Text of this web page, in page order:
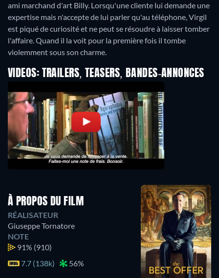
ami marchand d'art Billy. Lorsqu'une cliente lui demande une
expertise mais n'accepte de lui parler qu'au téléphone, Virgil
est piqué de curiosité et ne peut se résoudre à laisser tomber
l'affaire. Quand il la voit pour la première fois il tombe
violemment sous son charme.
VIDEOS: TRAILERS, TEASERS, BANDES-ANNONCES
À PROPOS DU FILM
RÉALISATEUR
Giuseppe Tornatore
NOTE
91% (910)
7.7 (138k)
56%